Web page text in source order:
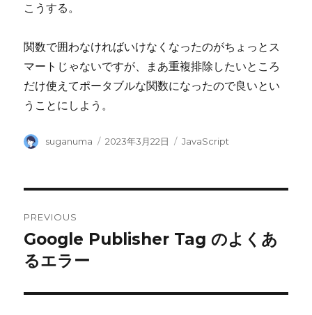
こうする。
関数で囲わなければいけなくなったのがちょっとス
マートじゃないですが、まあ重複排除したいところ
だけ使えてポータブルな関数になったので良いとい
うことにしよう。
Author
suganuma
Posted
2023年3月22日 Categories
JavaScript
navigation
PREVIOUS
Previous
post:
Google Publisher Tag のよくあ
るエラー